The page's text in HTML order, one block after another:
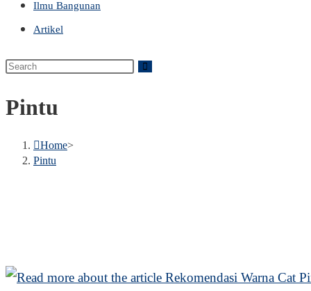
Ilmu Bangunan
Artikel
Search
website
Pintu
Home>
Pintu